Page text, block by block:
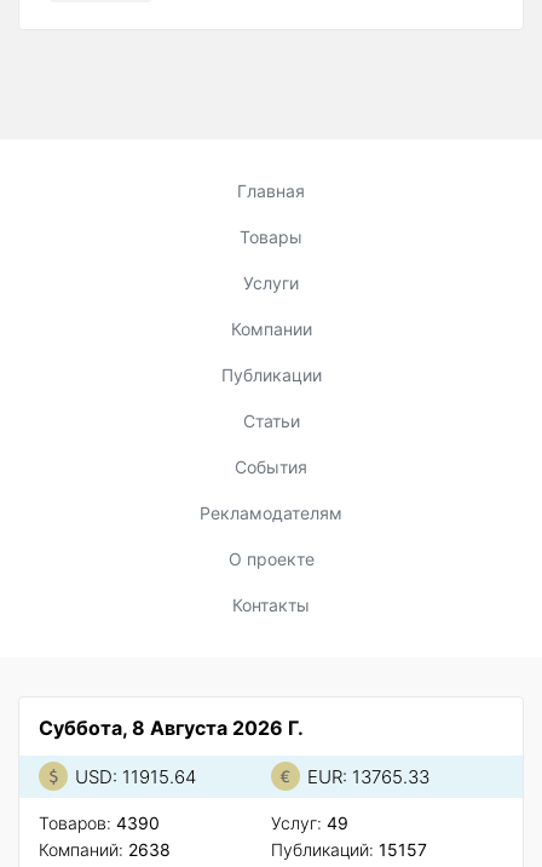
Главная
Товары
Услуги
Компании
Публикации
Статьи
События
Рекламодателям
О проекте
Контакты
Суббота, 8 Августа 2026 Г.
USD: 11915.64 EUR: 13765.33
Товаров: 4390
Компаний: 2638
Услуг: 49
Публикаций: 15157